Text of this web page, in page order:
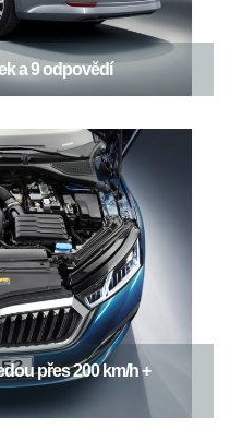
a 9 odpovědí
přes 200 km/h +